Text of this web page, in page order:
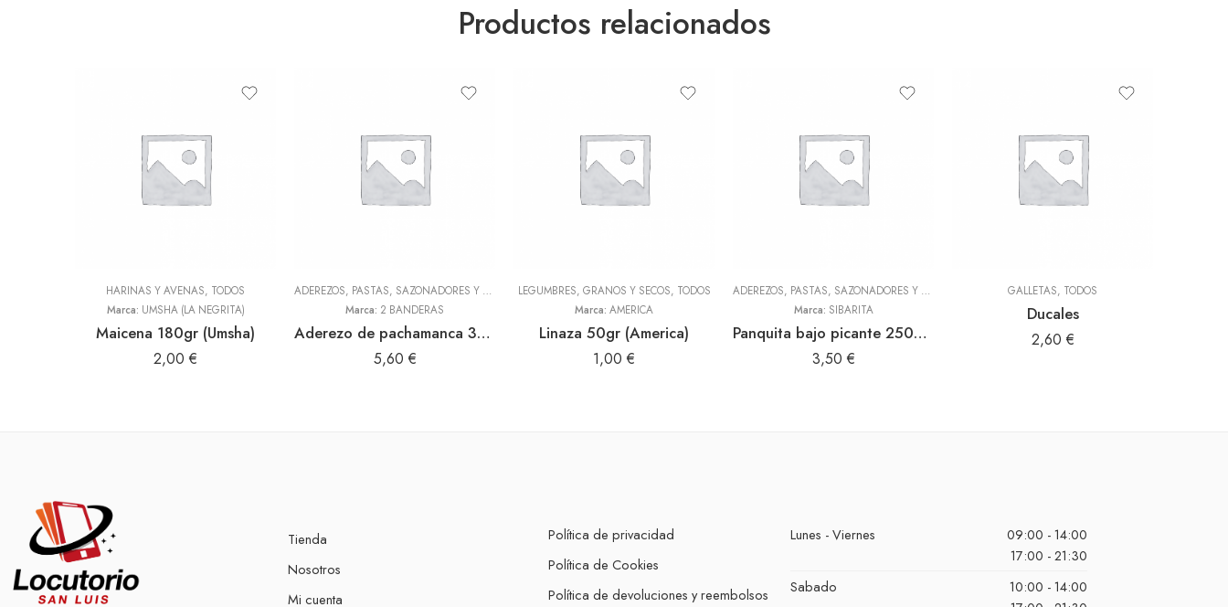
Productos relacionados
HARINAS Y AVENAS, TODOS
Marca: UMSHA (LA NEGRITA)
Maicena 180gr (Umsha)
2,00 €
ADEREZOS, PASTAS, SAZONADORES Y CONDIMENTOS ,TODOS
Marca: 2 BANDERAS
Aderezo de pachamanca 300gr (2 Banderas)
5,60 €
LEGUMBRES, GRANOS Y SECOS, TODOS
Marca: AMERICA
Linaza 50gr (America)
1,00 €
ADEREZOS, PASTAS, SAZONADORES Y CONDIMENTOS
TODOS
Marca: SIBARITA
Panquita bajo picante 250gr (Sibarita)
3,50 €
GALLETAS, TODOS
Ducales
2,60 €
Tienda
Nosotros
Mi cuenta
Política de privacidad
Política de Cookies
Política de devoluciones y reembolsos
Lunes - Viernes
09:00 - 14:00
17:00 - 21:30
Sabado
10:00 - 14:00